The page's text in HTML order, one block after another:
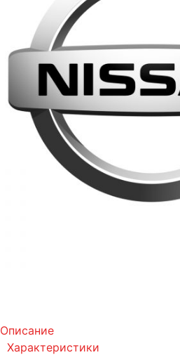
Описание
Характеристики